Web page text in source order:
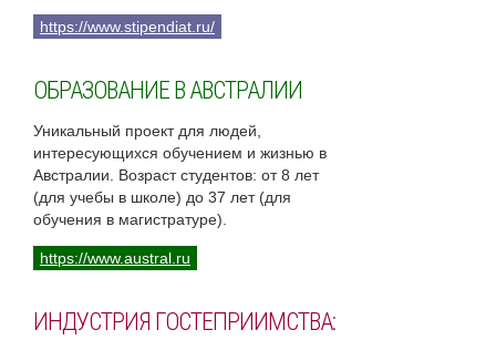
https://www.stipendiat.ru/
ОБРАЗОВАНИЕ В АВСТРАЛИИ
Уникальный проект для людей,
интересующихся обучением и жизнью в
Австралии. Возраст студентов: от 8 лет
(для учебы в школе) до 37 лет (для
обучения в магистратуре).
https://www.austral.ru
ИНДУСТРИЯ ГОСТЕПРИИМСТВА: